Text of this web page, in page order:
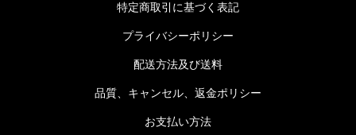
特定商取引に基づく表記
プライバシーポリシー
配送方法及び送料
品質、キャンセル、返金ポリシー
お支払い方法